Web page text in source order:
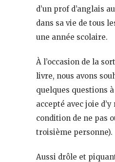
d’un prof d’anglais
dans sa vie de tous
une année scolaire.
À l’occasion de la
livre, nous avons
quelques questions
accepté avec joie
condition de ne pas
troisième personne).
Aussi drôle et